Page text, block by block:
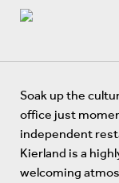
Soak up the
office just
independent
Kierland is a
welcoming